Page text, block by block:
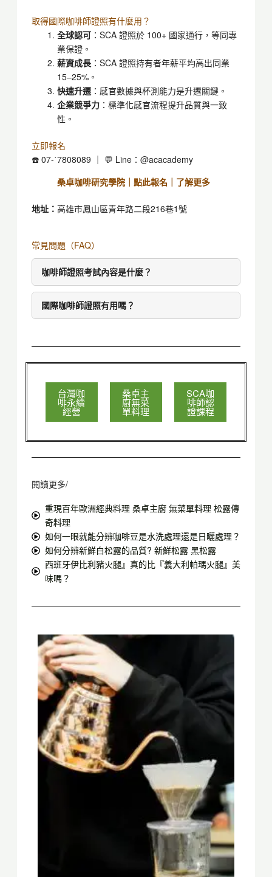
取得國際咖啡師證照有什麼用？
全球認可：SCA 證照於 100+ 國家通行，等同專
業保證。
薪資成長：SCA 證照持有者年薪平均高出同業
15–25%。
快速升遷：感官數據與杯測能力是升遷關鍵。
企業競爭力：標準化感官流程提升品質與一致
性。
立即報名
☎️ 07-˙7808089 ｜ 💬 Line：@acacademy
桑卓咖啡研究學院｜點此報名｜了解更多
地址： 高雄市鳳山區青年路二段216巷1號
常見問題（FAQ）
咖啡師證照考試內容是什麼？
國際咖啡師證照有用嗎？
台灣咖
啡永續
經營
桑卓主
廚無菜
單料理
SCA咖
啡師認
證課程
閱讀更多/
重現百年歐洲經典料理 桑卓主廚 無菜單料理 松露傳
奇料理
如何一眼就能分辨咖啡豆是水洗處理還是日曬處理？
如何分辨新鮮白松露的品質? 新鮮松露 黑松露
西班牙伊比利豬火腿』真的比『義大利帕瑪火腿』美
味嗎？